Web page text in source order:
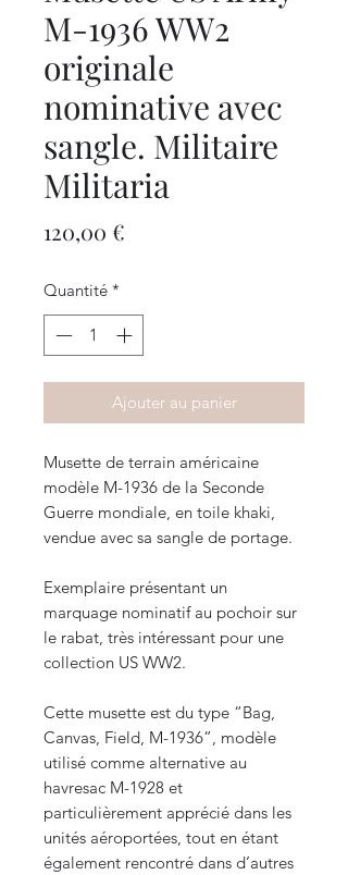
M-1936 WW2
originale
nominative avec
sangle. Militaire
Militaria
120,00 €
Quantité *
Ajouter au panier
Musette de terrain américaine
modèle M-1936 de la Seconde
Guerre mondiale, en toile khaki,
vendue avec sa sangle de portage.
Exemplaire présentant un
marquage nominatif au pochoir sur
le rabat, très intéressant pour une
collection US WW2.
Cette musette est du type “Bag,
Canvas, Field, M-1936”, modèle
utilisé comme alternative au
havresac M-1928 et
particulièrement apprécié dans les
unités aéroportées, tout en étant
également rencontré dans d’autres